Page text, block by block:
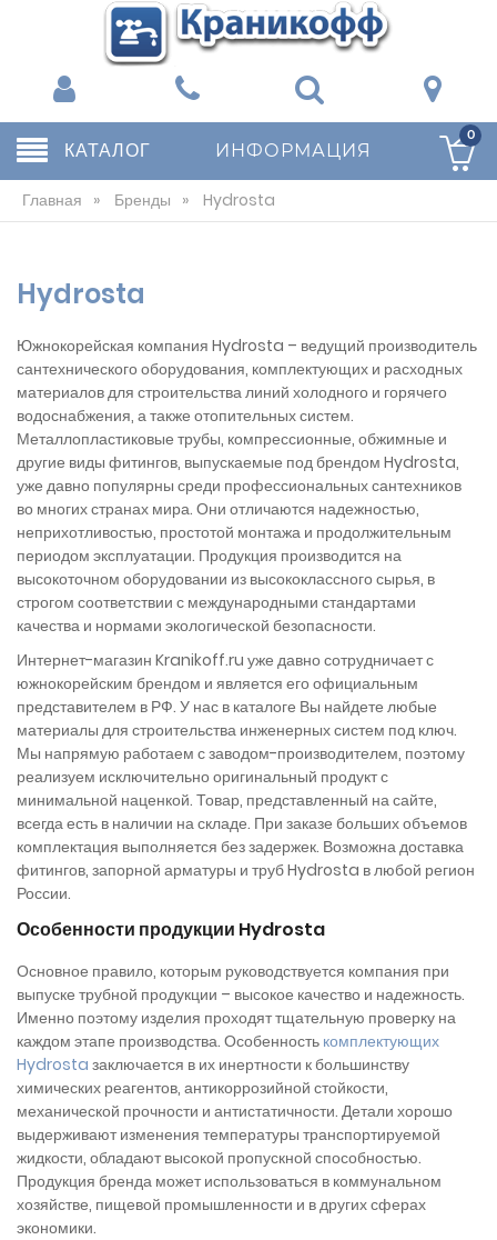
КАТАЛОГ ИНФОРМАЦИЯ
0
Главная » Бренды » Hydrosta
Hydrosta
Южнокорейская компания Hydrosta – ведущий производитель
сантехнического оборудования, комплектующих и расходных
материалов для строительства линий холодного и горячего
водоснабжения, а также отопительных систем.
Металлопластиковые трубы, компрессионные, обжимные и
другие виды фитингов, выпускаемые под брендом Hydrosta,
уже давно популярны среди профессиональных сантехников
во многих странах мира. Они отличаются надежностью,
неприхотливостью, простотой монтажа и продолжительным
периодом эксплуатации. Продукция производится на
высокоточном оборудовании из высококлассного сырья, в
строгом соответствии с международными стандартами
качества и нормами экологической безопасности.
Интернет-магазин Kranikoff.ru уже давно сотрудничает с
южнокорейским брендом и является его официальным
представителем в РФ. У нас в каталоге Вы найдете любые
материалы для строительства инженерных систем под ключ.
Мы напрямую работаем с заводом-производителем, поэтому
реализуем исключительно оригинальный продукт с
минимальной наценкой. Товар, представленный на сайте,
всегда есть в наличии на складе. При заказе больших объемов
комплектация выполняется без задержек. Возможна доставка
фитингов, запорной арматуры и труб Hydrosta в любой регион
России.
Особенности продукции Hydrosta
Основное правило, которым руководствуется компания при
выпуске трубной продукции – высокое качество и надежность.
Именно поэтому изделия проходят тщательную проверку на
каждом этапе производства. Особенность комплектующих
Hydrosta заключается в их инертности к большинству
химических реагентов, антикоррозийной стойкости,
механической прочности и антистатичности. Детали хорошо
выдерживают изменения температуры транспортируемой
жидкости, обладают высокой пропускной способностью.
Продукция бренда может использоваться в коммунальном
хозяйстве, пищевой промышленности и в других сферах
экономики.